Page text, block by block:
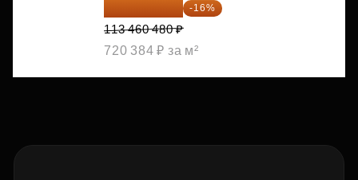
95 306 803 ₽ -16%
113 460 480 ₽
720 384 ₽ за м²